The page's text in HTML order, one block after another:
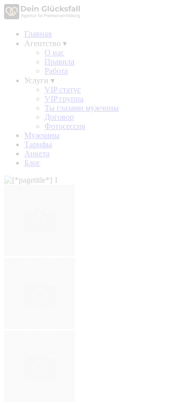
Главная
Агентство ▾
О нас
Правила
Работа
Услуги ▾
VIP статус
VIP группа
Ты глазами мужчины
Договор
Фотосессия
Мужчины
Тарифы
Анкета
Блог